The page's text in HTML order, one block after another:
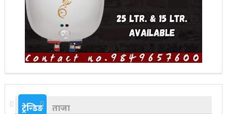
ट्रेन्डिङ ताजा